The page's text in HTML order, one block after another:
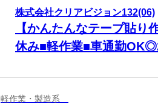
株式会社クリアビジョン132(06)
【かんたんなテープ貼り
休み■軽作業■車通勤
軽作業・製造系